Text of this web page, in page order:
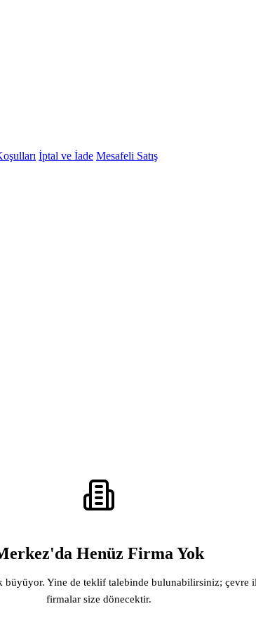
İptal ve İade Mesafeli Satış
Henüz Firma Yok
büyüyor. Yine de teklif talebinde bulunabilirsiniz; çevre
firmalar size dönecektir.